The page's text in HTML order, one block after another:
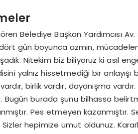
Belediye Başkan Yardımcısı Av.
gün boyunca azmin,
Nitekim biz biliyoruz ki asıl
yalnız hissetmediği bir anlayışı
birlik vardır, dayanışma
Bugün burada şunu bilhassa
Pes etmeyen kazanmıştır.
hepimize umut oldunuz.